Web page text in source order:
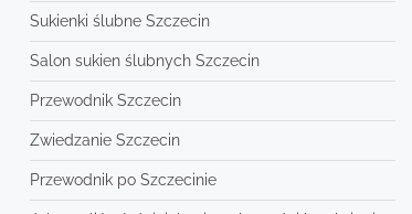
Sukienki ślubne Szczecin
Salon sukien ślubnych Szczecin
Przewodnik Szczecin
Zwiedzanie Szczecin
Przewodnik po Szczecinie